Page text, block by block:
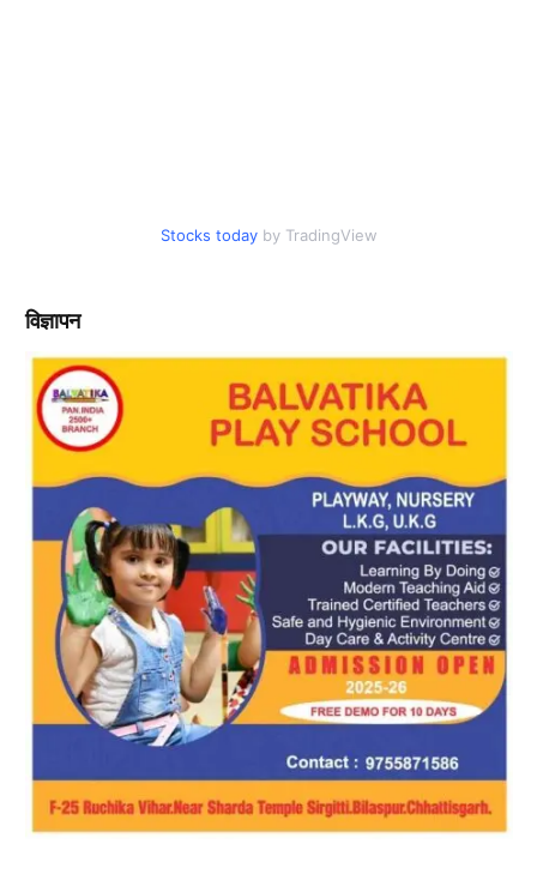
Stocks today by TradingView
विज्ञापन